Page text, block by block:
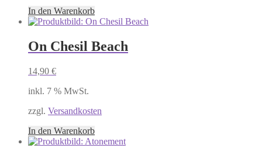
In den Warenkorb
On Chesil Beach
14,90 €
inkl. 7 % MwSt.
zzgl. Versandkosten
In den Warenkorb